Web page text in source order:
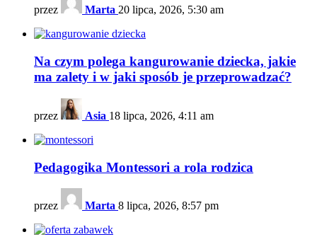
przez Marta 20 lipca, 2026, 5:30 am
Na czym polega kangurowanie dziecka, jakie
ma zalety i w jaki sposób je przeprowadzać?
przez Asia 18 lipca, 2026, 4:11 am
Pedagogika Montessori a rola rodzica
przez Marta 8 lipca, 2026, 8:57 pm